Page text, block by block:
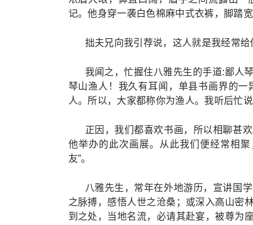
记。他身穿一袭白色棉麻中式衣裤，脚踏
拙夫兄向我引荐说，这人就是我经常给
我闻之，忙握住八雅先生的手道:鄙人
琴山渔人！我久有耳闻，单县书画界的
人。所以，大家都称你为渔人。我听后忙
正因，我们都喜欢书画，所以相聊甚
他举办的此次画展。从此我们便经常相
友”。
八雅先生，常年在外地游历，宣讲国
之脉搏，感悟人世之沧桑；或深入高山密
到之处，当地名流，必请其赴宴，被尊为